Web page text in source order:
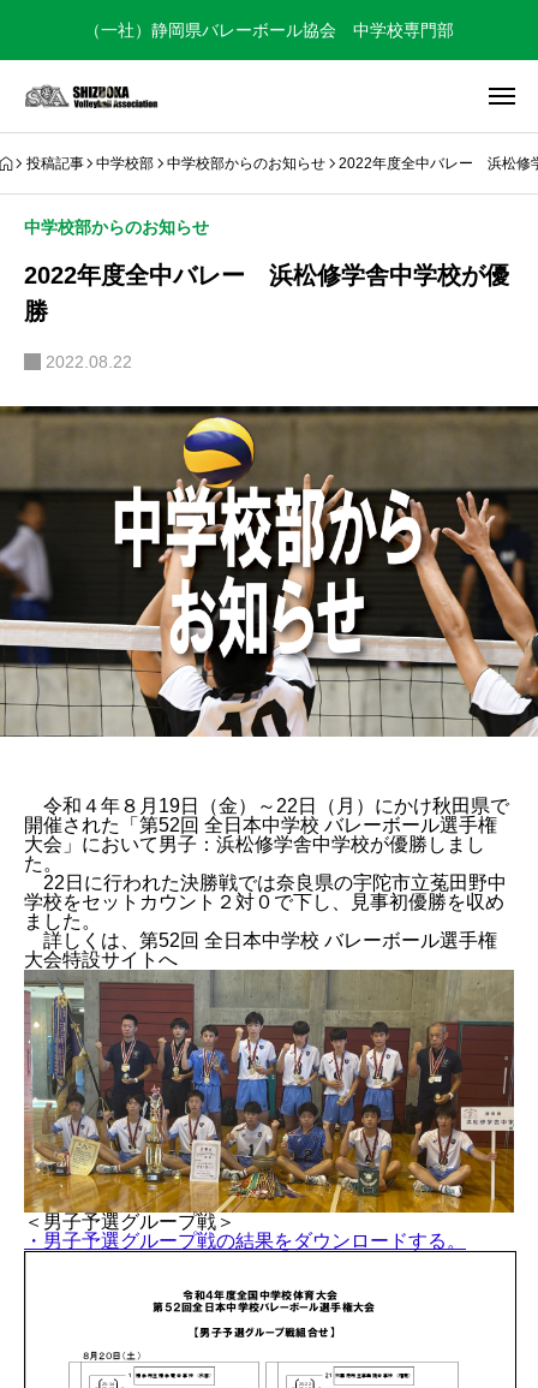
（一社）静岡県バレーボール協会 中学校専門部
投稿記事 中学校部 中学校部からのお知らせ 2022年度全中バレー 浜松修
中学校部からのお知らせ
2022年度全中バレー 浜松修学舎中学校が優
勝
2022.08.22
令和４年８月19日（金）～22日（月）にかけ秋田県で
開催された「第52回 全日本中学校 バレーボール選手権
大会」において男子：浜松修学舎中学校が優勝しまし
た。
22日に行われた決勝戦では奈良県の宇陀市立菟田野中
学校をセットカウント２対０で下し、見事初優勝を収め
ました。
詳しくは、 第52回 全日本中学校 バレーボール選手権
大会特設サイト へ
＜男子予選グループ戦＞
・男子予選グループ戦の結果をダウンロードする。